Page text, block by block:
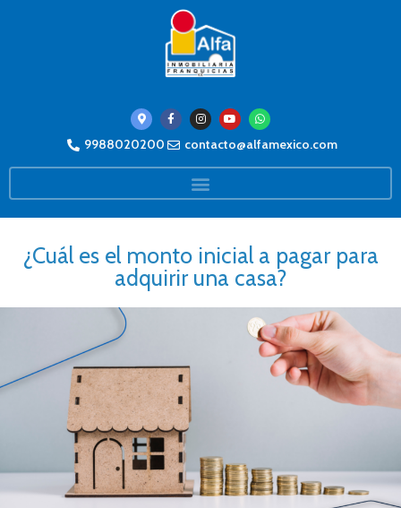
9988020200 contacto@alfamexico.com
¿Cuál es el monto inicial a pagar para
adquirir una casa?